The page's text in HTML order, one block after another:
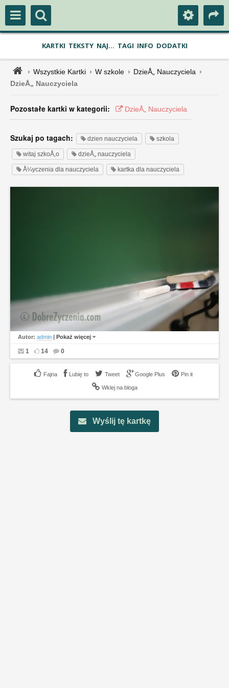
KARTKI TEKSTY NAJ... TAGI INFO DODATKI
Wszystkie Kartki W szkole
DzieÅ„ Nauczyciela
DzieÅ„ Nauczyciela
Pozostałe kartki w kategorii: DzieÅ„ Nauczyciela
Szukaj po tagach: dzien nauczyciela szkola
witaj szkoÅ‚o dzieÅ„ nauczyciela
Å¼yczenia dla nauczyciela kartka dla nauczyciela
Autor: admin Pokaż więcej
1 14 0
Lubię to Tweet Google Plus Pin it
Wklej na bloga
Wyślij tę kartkę